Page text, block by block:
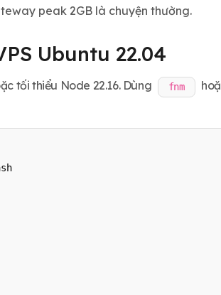
peak 2GB là chuyện thường.
Ubuntu 22.04
tối thiểu Node 22.16. Dùng fnm